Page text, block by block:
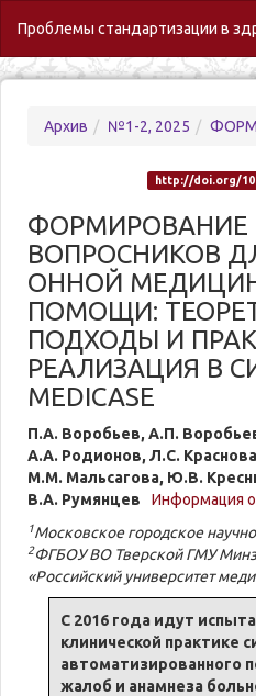
Проблемы стандартизации в
Архив №1-2, 2025 ФОРМИРОВАНИЕ И АПРОБАЦИЯ
http://doi.org/
ФОРМИРОВАНИЕ
ВОПРОСНИКОВ
ОННОЙ
ПОМОЩИ:
ПОДХОДЫ И
РЕАЛИЗАЦИЯ В
MEDICASE
П.А. Воробьев, А.П.
А.А. Родионов, Л.С.
М.М. Мальсагова, Ю.В.
В.А. Румянцев
Информация
1Московское городское
2ФГБОУ ВО Тверской ГМУ
«Российский университет
С 2016 года идут
клинической практике
автоматизированного
жалоб и анамнеза